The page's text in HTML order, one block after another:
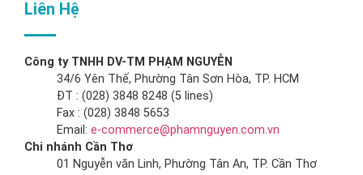
Liên Hệ
Công ty TNHH DV-TM PHẠM NGUYỄN
34/6 Yên Thế, Phường Tân Sơn Hòa, TP. HCM
ĐT : (028) 3848 8248 (5 lines)
Fax : (028) 3848 5653
Email: e-commerce@phamnguyen.com.vn
Chi nhánh Cần Thơ
01 Nguyễn văn Linh, Phường Tân An, TP. Cần Thơ